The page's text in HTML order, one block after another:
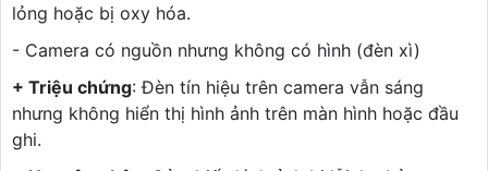
lỏng hoặc bị oxy hóa.
- Camera có nguồn nhưng không có hình (đèn xì)
+ Triệu chứng: Đèn tín hiệu trên camera vẫn sáng
nhưng không hiển thị hình ảnh trên màn hình hoặc đầu
ghi.